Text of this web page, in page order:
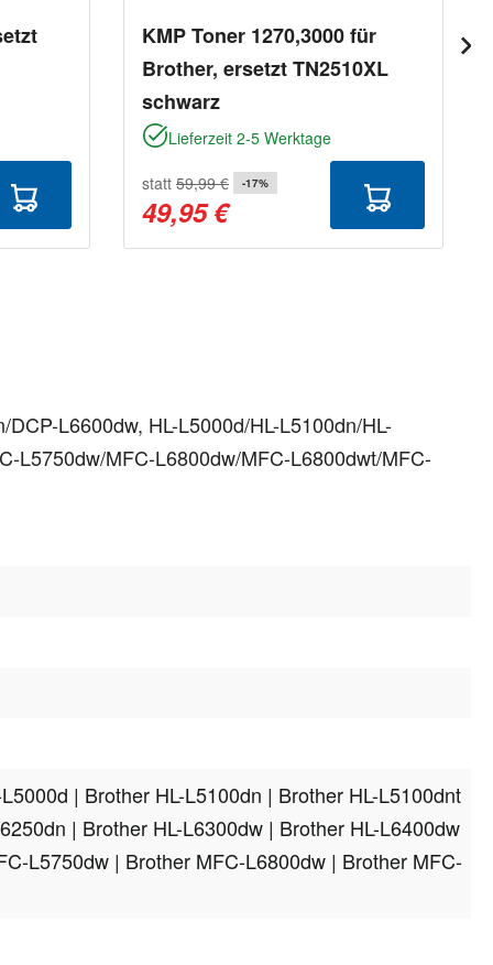
KMP Toner 1270,3000 für
Brother, ersetzt TN2510XL
schwarz
Lieferzeit 2-5 Werktage
statt 59,99 € -17%
49,95 €
L6600dw, HL-L5000d/HL-L5100dn/HL-
L5750dw/MFC-L6800dw/MFC-L6800dwt/MFC-
| Brother HL-L5100dn | Brother HL-L5100dnt
| Brother HL-L6300dw | Brother HL-L6400dw
L5750dw | Brother MFC-L6800dw | Brother MFC-